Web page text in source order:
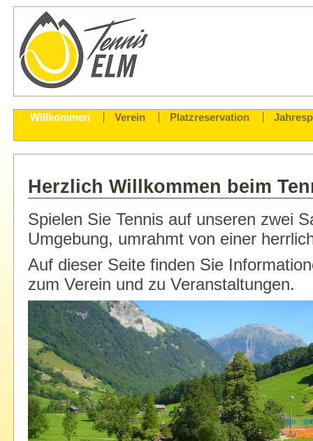
Willkommen Verein Platzreservation
Herzlich Willkommen beim
Spielen Sie Tennis auf unseren zwei
Umgebung, umrahmt von einer
Auf dieser Seite finden Sie
zum Verein und zu Veranstaltungen.